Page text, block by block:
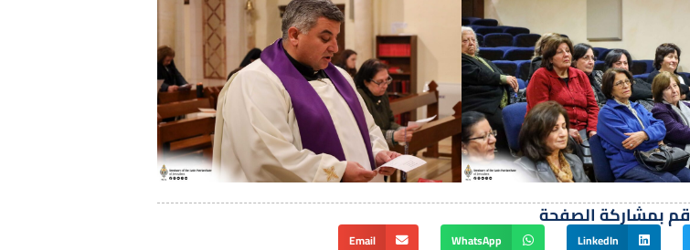
قم بمشاركة الصفحة
LinkedIn
WhatsApp
Email